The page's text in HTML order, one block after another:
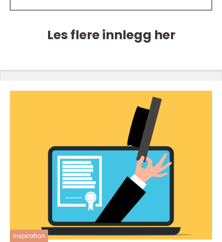
Les flere innlegg her
inspiration